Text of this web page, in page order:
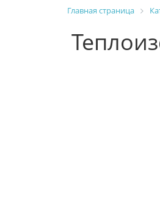
Главная страница